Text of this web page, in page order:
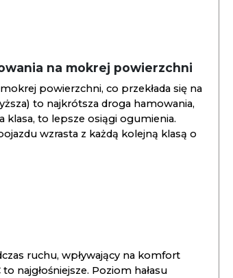
na mokrej powierzchni
powierzchni, co przekłada się na
to najkrótsza droga hamowania,
klasa, to lepsze osiągi ogumienia.
wzrasta z każdą kolejną klasą o
ruchu, wpływający na komfort
najgłośniejsze. Poziom hałasu